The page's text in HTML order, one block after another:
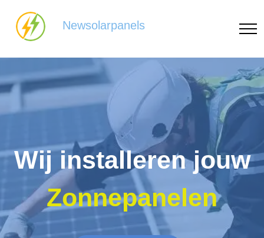
Newsolarpanels
Wij installeren jouw
Zonnepanelen